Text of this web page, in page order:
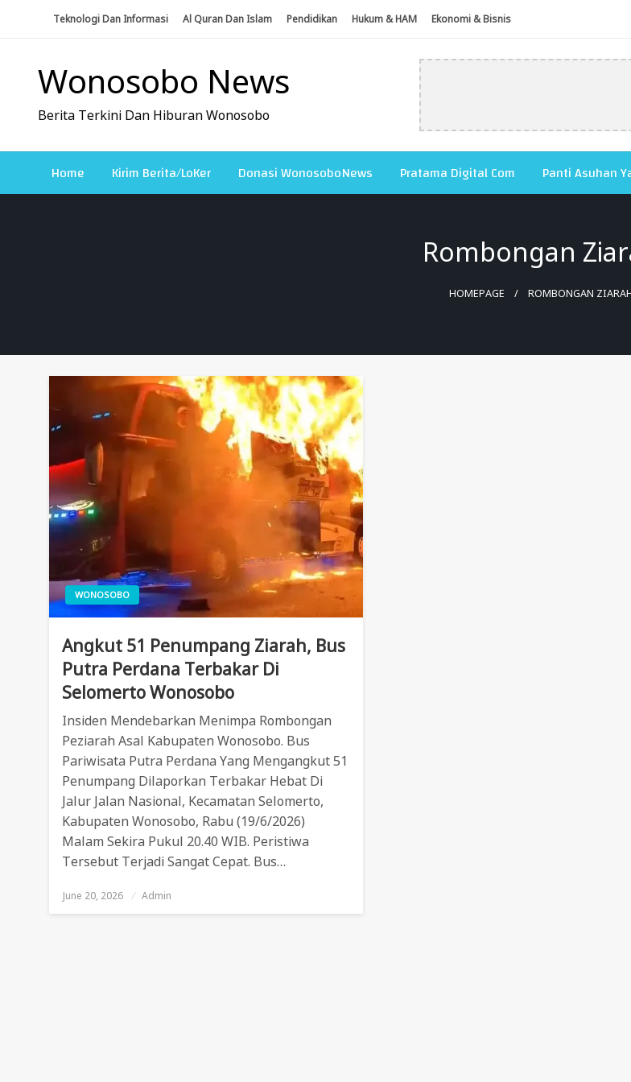
Teknologi Dan Informasi Al Quran Dan Islam Pendidikan Hukum & HAM Ekonomi & Bisnis
Wonosobo News
Berita Terkini Dan Hiburan Wonosobo
Home Kirim Berita/LoKer Donasi WonosoboNews Pratama Digital Com Panti Asuhan
Rombongan
HOMEPAGE ROMBONGAN
WONOSOBO
Angkut 51 Penumpang Ziarah, Bus
Putra Perdana Terbakar Di
Selomerto Wonosobo
Insiden Mendebarkan Menimpa Rombongan
Peziarah Asal Kabupaten Wonosobo. Bus
Pariwisata Putra Perdana Yang Mengangkut 51
Penumpang Dilaporkan Terbakar Hebat Di
Jalur Jalan Nasional, Kecamatan Selomerto,
Kabupaten Wonosobo, Rabu (19/6/2026)
Malam Sekira Pukul 20.40 WIB. Peristiwa
Tersebut Terjadi Sangat Cepat. Bus…
Posted
June 20, 2026 Admin